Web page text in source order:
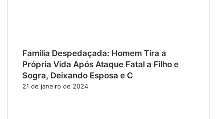
Família Despedaçada: Homem Tira a
Própria Vida Após Ataque Fatal a Filho e
Sogra, Deixando Esposa e C
21 de janeiro de 2024